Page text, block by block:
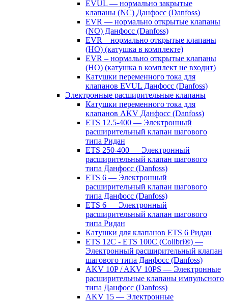
EVUL — нормально закрытые
клапаны (NC) Данфосс (Danfoss)
EVR — нормально открытые клапаны
(NO) Данфосс (Danfoss)
EVR – нормально открытые клапаны
(НО) (катушка в комплекте)
EVR – нормально открытые клапаны
(НО) (катушка в комплект не входит)
Катушки переменного тока для
клапанов EVUL Данфосс (Danfoss)
Электронные расширительные клапаны
Катушки переменного тока для
клапанов AKV Данфосс (Danfoss)
ETS 12.5-400 — Электронный
расширительный клапан шагового
типа Ридан
ETS 250-400 — Электронный
расширительный клапан шагового
типа Данфосс (Danfoss)
ETS 6 — Электронный
расширительный клапан шагового
типа Данфосс (Danfoss)
ETS 6 — Электронный
расширительный клапан шагового
типа Ридан
Катушки для клапанов ETS 6 Ридан
ETS 12C - ETS 100C (Colibri®) —
Электронный расширительный клапан
шагового типа Данфосс (Danfoss)
AKV 10P / AKV 10PS — Электронные
расширительные клапаны импульсного
типа Данфосс (Danfoss)
AKV 15 — Электронные